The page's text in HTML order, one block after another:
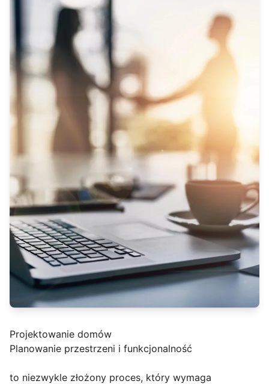
Projektowanie domów
Planowanie przestrzeni i funkcjonalność
to niezwykle złożony proces, który wymaga